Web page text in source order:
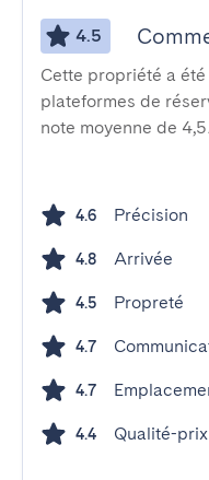
4.5
Cette propriété a
plateformes de
note moyenne de
4.6 Précision
4.8 Arrivée
4.5 Propreté
4.7
4.7
4.4 Qualité-prix